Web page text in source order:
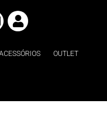

OUTLET